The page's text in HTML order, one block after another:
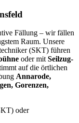
Fällung – wir fällen
Raum. Unsere
(SKT) führen
oder mit Seilzug-
auf die örtlichen
Annarode,
Gorenzen,
oder